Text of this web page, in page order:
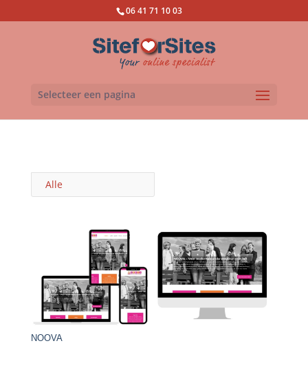
06 41 71 10 03
Selecteer een pagina
Alle
NOOVA